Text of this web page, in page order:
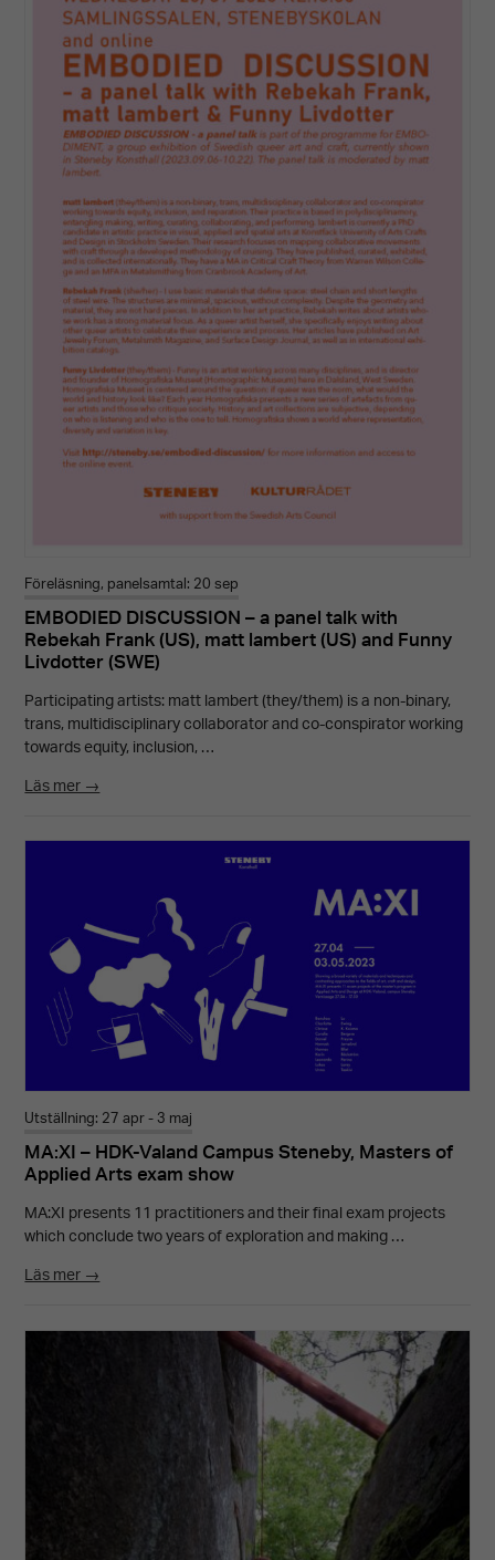
Föreläsning, panelsamtal: 20 sep
EMBODIED DISCUSSION – a panel talk with
Rebekah Frank (US), matt lambert (US) and Funny
Livdotter (SWE)
Participating artists: matt lambert (they/them) is a non-binary,
trans, multidisciplinary collaborator and co-conspirator working
towards equity, inclusion, …
Läs mer →
Utställning: 27 apr - 3 maj
MA:XI – HDK-Valand Campus Steneby, Masters of
Applied Arts exam show
MA:XI presents 11 practitioners and their final exam projects
which conclude two years of exploration and making …
Läs mer →